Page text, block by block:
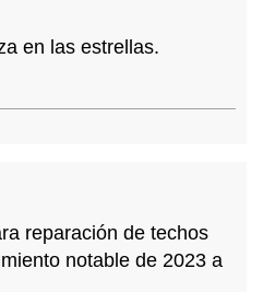
en las estrellas.
reparación de techos
notable de 2023 a